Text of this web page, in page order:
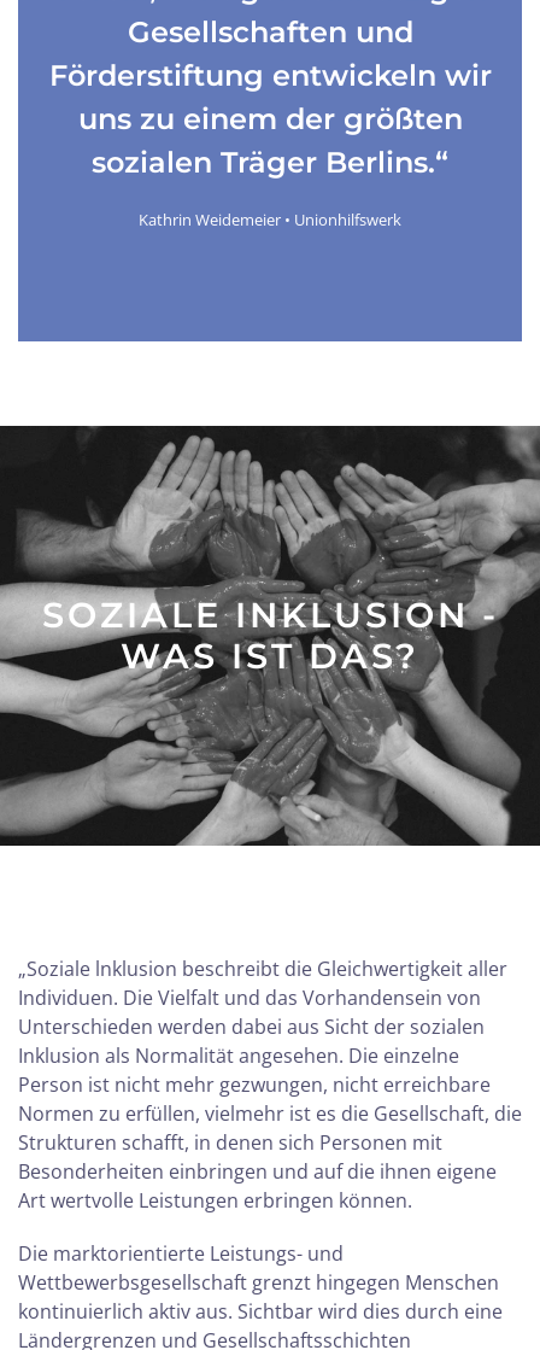
Gesellschaften und
Förderstiftung entwickeln wir
uns zu einem der größten
sozialen Träger Berlins.“
Kathrin Weidemeier • Unionhilfswerk
SOZIALE INKLUSION -
WAS IST DAS?
„Soziale lnklusion beschreibt die Gleichwertigkeit aller
Individuen. Die Vielfalt und das Vorhandensein von
Unterschieden werden dabei aus Sicht der sozialen
Inklusion als Normalität angesehen. Die einzelne
Person ist nicht mehr gezwungen, nicht erreichbare
Normen zu erfüllen, vielmehr ist es die Gesellschaft, die
Strukturen schafft, in denen sich Personen mit
Besonderheiten einbringen und auf die ihnen eigene
Art wertvolle Leistungen erbringen können.
Die marktorientierte Leistungs- und
Wettbewerbsgesellschaft grenzt hingegen Menschen
kontinuierlich aktiv aus. Sichtbar wird dies durch eine
Ländergrenzen und Gesellschaftsschichten